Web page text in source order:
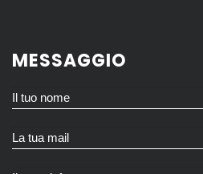
MESSAGGIO